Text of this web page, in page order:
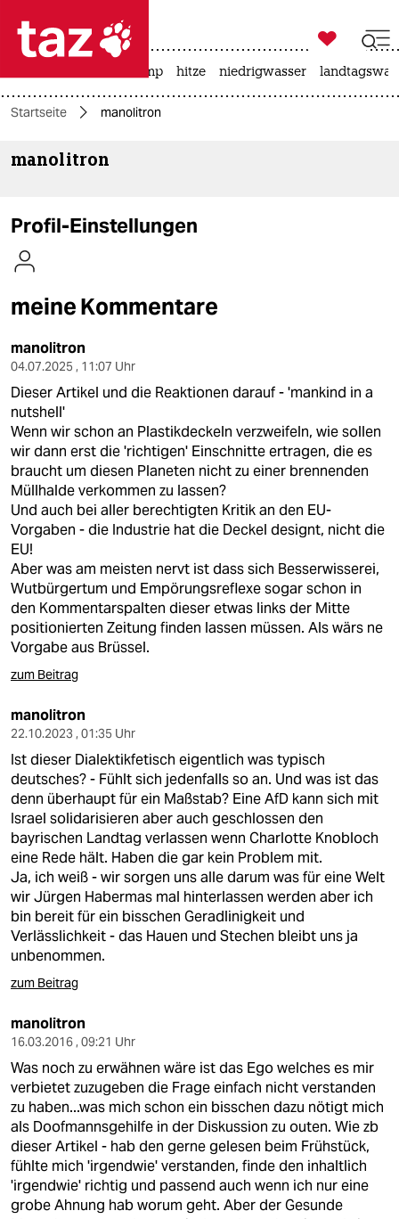
 taz zahl ich
taz zahl ich
themen
kultur
sport
berlin
nord
wahrheit
verlag
verlag
veranstaltungen
shop
fragen & hilfe
abo
genossenschaft
epaper login

taz zahl ich
usa unter trump hitze niedrigwasser
Startseite manolitron
manolitron
Profil-Einstellungen
meine Kommentare
manolitron
04.07.2025 , 11:07 Uhr
Dieser Artikel und die Reaktionen darauf - 'mankind in a
nutshell'
Wenn wir schon an Plastikdeckeln verzweifeln, wie sollen
wir dann erst die 'richtigen' Einschnitte ertragen, die es
braucht um diesen Planeten nicht zu einer brennenden
Müllhalde verkommen zu lassen?
Und auch bei aller berechtigten Kritik an den EU-
Vorgaben - die Industrie hat die Deckel designt, nicht die
EU!
Aber was am meisten nervt ist dass sich Besserwisserei,
Wutbürgertum und Empörungsreflexe sogar schon in
den Kommentarspalten dieser etwas links der Mitte
positionierten Zeitung finden lassen müssen. Als wärs ne
Vorgabe aus Brüssel.
zum Beitrag
manolitron
22.10.2023 , 01:35 Uhr
Ist dieser Dialektikfetisch eigentlich was typisch
deutsches? - Fühlt sich jedenfalls so an. Und was ist das
denn überhaupt für ein Maßstab? Eine AfD kann sich mit
Israel solidarisieren aber auch geschlossen den
bayrischen Landtag verlassen wenn Charlotte Knobloch
eine Rede hält. Haben die gar kein Problem mit.
Ja, ich weiß - wir sorgen uns alle darum was für eine Welt
wir Jürgen Habermas mal hinterlassen werden aber ich
bin bereit für ein bisschen Geradlinigkeit und
Verlässlichkeit - das Hauen und Stechen bleibt uns ja
unbenommen.
zum Beitrag
manolitron
16.03.2016 , 09:21 Uhr
Was noch zu erwähnen wäre ist das Ego welches es mir
verbietet zuzugeben die Frage einfach nicht verstanden
zu haben...was mich schon ein bisschen dazu nötigt mich
als Doofmannsgehilfe in der Diskussion zu outen. Wie zb
dieser Artikel - hab den gerne gelesen beim Frühstück,
fühlte mich 'irgendwie' verstanden, finde den inhaltlich
'irgendwie' richtig und passend auch wenn ich nur eine
grobe Ahnung hab worum geht. Aber der Gesunde